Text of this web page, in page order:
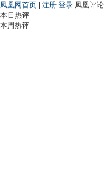
凤凰网首页 注册 登录 凤凰评论
本日热评
本周热评